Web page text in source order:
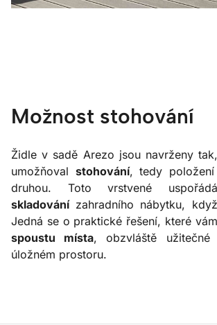
Možnost stohování
Židle v sadě Arezo jsou navrženy
umožňoval stohování, tedy
druhou. Toto vrstvené
skladovánízahradního nábytku,
Jedná se o praktické řešení, které
spoustu místa, obzvláště užitečné
úložném prostoru.